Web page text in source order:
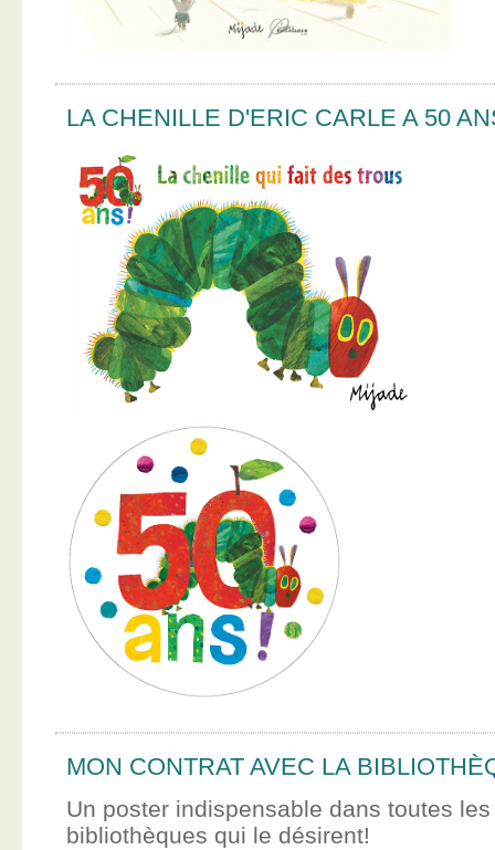
LA CHENILLE D'ERIC CARLE A 50
MON CONTRAT AVEC LA
Un poster indispensable dans toutes
bibliothèques qui le désirent!